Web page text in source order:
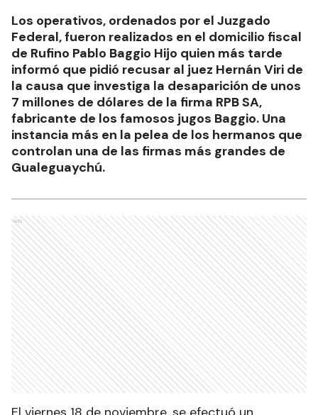
Los operativos, ordenados por el Juzgado
Federal, fueron realizados en el domicilio fiscal
de Rufino Pablo Baggio Hijo quien más tarde
informó que pidió recusar al juez Hernán Viri de
la causa que investiga la desaparición de unos
7 millones de dólares de la firma RPB SA,
fabricante de los famosos jugos Baggio. Una
instancia más en la pelea de los hermanos que
controlan una de las firmas más grandes de
Gualeguaychú.
Ads